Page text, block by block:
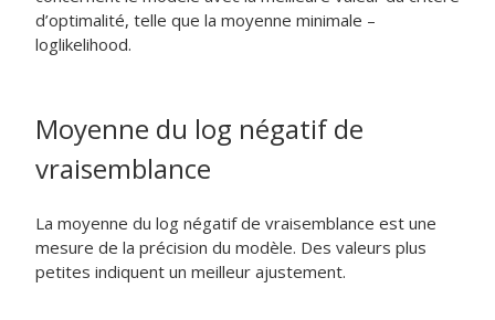
d’optimalité, telle que la moyenne minimale –
loglikelihood.
Moyenne du log négatif de
vraisemblance
La moyenne du log négatif de vraisemblance est une
mesure de la précision du modèle. Des valeurs plus
petites indiquent un meilleur ajustement.